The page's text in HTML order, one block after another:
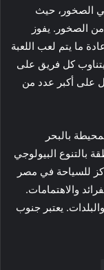
الصخور، حيث
الصخور. يفوز
ما يتم لعب اللعبة
كل فريق على
على أكبر عدد من
بالبحر
بالتنوع البيولوجي
للسياحة في مصر
والاهتمامات.
يعتبر جنوب